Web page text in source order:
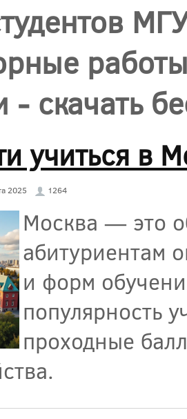
- скачать
учиться в
2025 1264
Москва — это
абитуриентам
и форм
популярность
проходные